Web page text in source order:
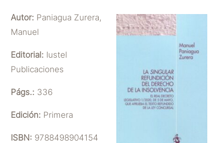
Autor: Paniagua Zurera,
Manuel
Editorial: Iustel
Publicaciones
Págs.: 336
Edición: Primera
ISBN: 9788498904154